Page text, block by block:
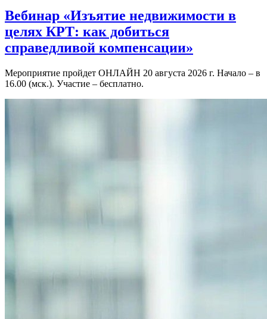
Вебинар «Изъятие недвижимости в
целях КРТ: как добиться
справедливой компенсации»
Мероприятие пройдет ОНЛАЙН 20 августа 2026 г. Начало – в
16.00 (мск.). Участие – бесплатно.